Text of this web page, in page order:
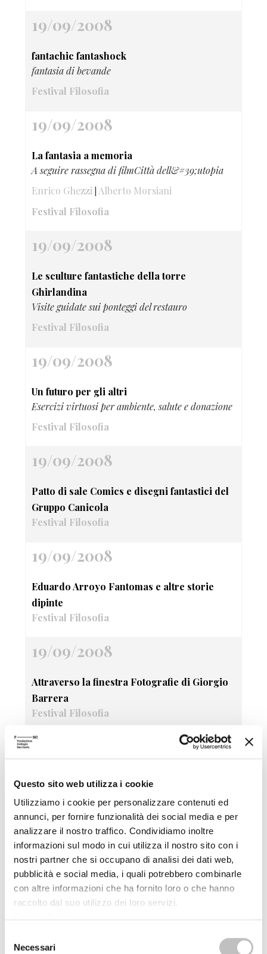
Questo sito web utilizza i cookie
Utilizziamo i cookie per personalizzare contenuti ed
annunci, per fornire funzionalità dei social media e per
analizzare il nostro traffico. Condividiamo inoltre
informazioni sul modo in cui utilizza il nostro sito con i
nostri partner che si occupano di analisi dei dati web,
pubblicità e social media, i quali potrebbero combinarle
con altre informazioni che ha fornito loro o che hanno
raccolto dal suo utilizzo dei loro servizi.
delNecessari
19/09/2008
fantachic fantashock
fantasia di bevande
Festival Filosofia
19/09/2008
La fantasia a memoria
A seguire rassegna di filmCittà dell&#39;utopia
Enrico Ghezzi Alberto Morsiani
Festival Filosofia
19/09/2008
Le sculture fantastiche della torre
Ghirlandina
Visite guidate sui ponteggi del restauro
Festival Filosofia
19/09/2008
Un futuro per gli altri
Esercizi virtuosi per ambiente, salute e donazione
Festival Filosofia
19/09/2008
Patto di sale Comics e disegni fantastici del
Gruppo Canicola
Festival Filosofia
19/09/2008
Eduardo Arroyo Fantomas e altre storie
dipinte
Festival Filosofia
19/09/2008
Attraverso la finestra Fotografie di Giorgio
Barrera
Festival Filosofia
19/09/2008
19/09/2008
Sandy Skoglund True Fiction
Festival Filosofia
19/09/2008
Videoinstallazione e performance